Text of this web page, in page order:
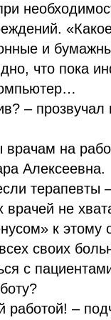
и
что пока
–
на
Алексеевна.
терапевты
не
к
своих
с
работой! –